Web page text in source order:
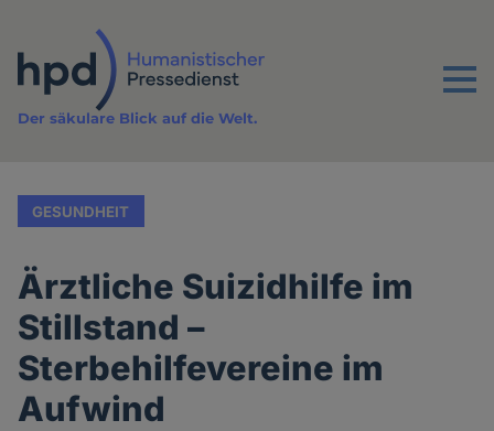
Inhalt
Menu
Der säkulare Blick auf die Welt.
GESUNDHEIT
Ärztliche Suizidhilfe im
Stillstand –
Sterbehilfevereine im
Aufwind